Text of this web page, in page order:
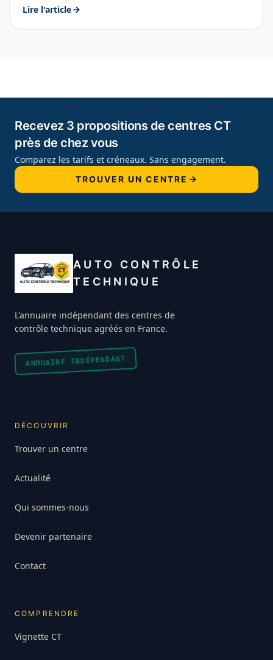
Lire l'article
Recevez 3 propositions de centres CT
près de chez vous
Comparez les tarifs et créneaux. Sans engagement.
TROUVER UN CENTRE
AUTO CONTRÔLE
TECHNIQUE
L'annuaire indépendant des centres de
contrôle technique agréés en France.
ANNUAIRE INDÉPENDANT
DÉCOUVRIR
Trouver un centre
Actualité
Qui sommes-nous
Devenir partenaire
Contact
COMPRENDRE
Vignette CT